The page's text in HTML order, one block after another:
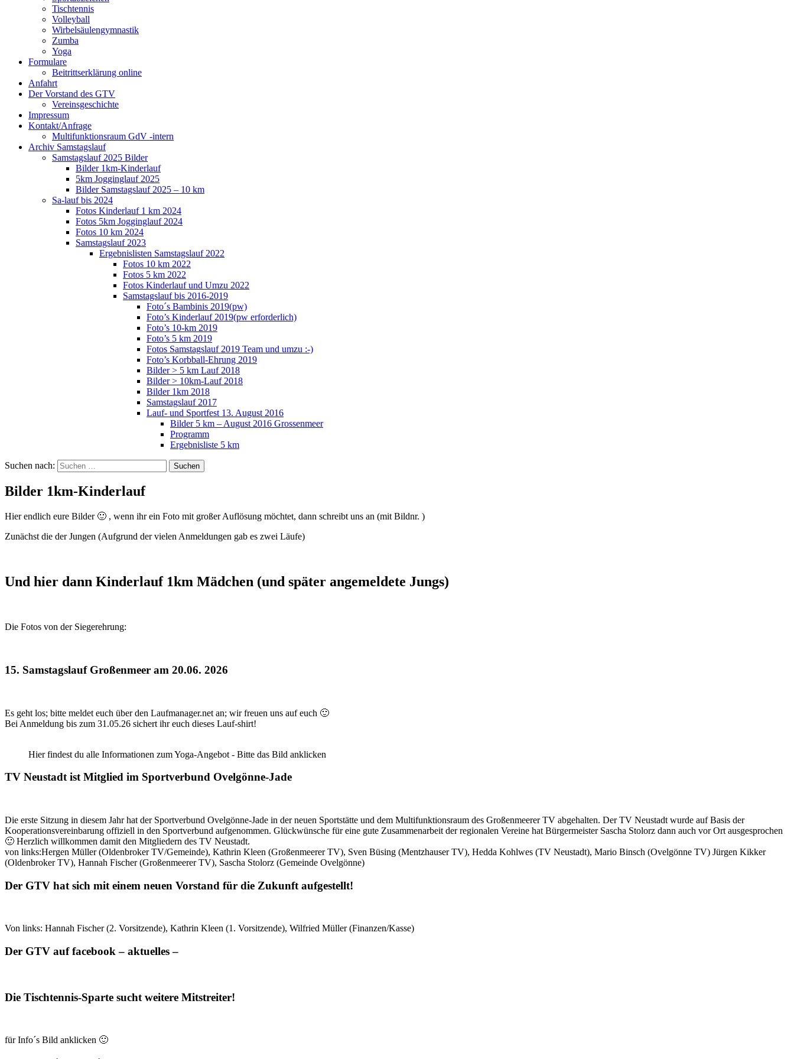
Tischtennis
Volleyball
Wirbelsäulengymnastik
Zumba
Yoga
Formulare
Beitrittserklärung online
Anfahrt
Der Vorstand des GTV
Vereinsgeschichte
Impressum
Kontakt/Anfrage
Multifunktionsraum GdV -intern
Archiv Samstagslauf
Samstagslauf 2025 Bilder
Bilder 1km-Kinderlauf
5km Jogginglauf 2025
Bilder Samstagslauf 2025 – 10 km
Sa-lauf bis 2024
Fotos Kinderlauf 1 km 2024
Fotos 5km Jogginglauf 2024
Fotos 10 km 2024
Samstagslauf 2023
Ergebnislisten Samstagslauf 2022
Fotos 10 km 2022
Fotos 5 km 2022
Fotos Kinderlauf und Umzu 2022
Samstagslauf bis 2016-2019
Foto´s Bambinis 2019(pw)
Foto’s Kinderlauf 2019(pw erforderlich)
Foto’s 10-km 2019
Foto’s 5 km 2019
Fotos Samstagslauf 2019 Team und umzu :-)
Foto’s Korbball-Ehrung 2019
Bilder > 5 km Lauf 2018
Bilder > 10km-Lauf 2018
Bilder 1km 2018
Samstagslauf 2017
Lauf- und Sportfest 13. August 2016
Bilder 5 km – August 2016 Grossenmeer
Programm
Ergebnisliste 5 km
Suchen nach:
Bilder 1km-Kinderlauf
Hier endlich eure Bilder 🙂 , wenn ihr ein Foto mit großer Auflösung möchtet, dann schreibt uns an (mit Bildnr. )
Zunächst die der Jungen (Aufgrund der vielen Anmeldungen gab es zwei Läufe)
Und hier dann Kinderlauf 1km Mädchen (und später angemeldete Jungs)
Die Fotos von der Siegerehrung:
15. Samstagslauf Großenmeer am 20.06. 2026
Es geht los; bitte meldet euch über den Laufmanager.net an; wir freuen uns auf euch 🙂
Bei Anmeldung bis zum 31.05.26 sichert ihr euch dieses Lauf-shirt!
Hier findest du alle Informationen zum Yoga-Angebot - Bitte das Bild anklicken
TV Neustadt ist Mitglied im Sportverbund Ovelgönne-Jade
Die erste Sitzung in diesem Jahr hat der Sportverbund Ovelgönne-Jade in der neuen Sportstätte und dem Multifunktionsraum des Großenmeerer TV abgehalten. Der TV Neustadt wurde auf Basis der
Kooperationsvereinbarung offiziell in den Sportverbund aufgenommen. Glückwünsche für eine gute Zusammenarbeit der regionalen Vereine hat Bürgermeister Sascha Stolorz dann auch vor Ort ausgesprochen
🙂 Herzlich willkommen damit den Mitgliedern des TV Neustadt.
von links:Hergen Müller (Oldenbroker TV/Gemeinde), Kathrin Kleen (Großenmeerer TV), Sven Büsing (Mentzhauser TV), Hedda Kohlwes (TV Neustadt), Mario Binsch (Ovelgönne TV) Jürgen Kikker
(Oldenbroker TV), Hannah Fischer (Großenmeerer TV), Sascha Stolorz (Gemeinde Ovelgönne)
Der GTV hat sich mit einem neuen Vorstand für die Zukunft aufgestellt!
Von links: Hannah Fischer (2. Vorsitzende), Kathrin Kleen (1. Vorsitzende), Wilfried Müller (Finanzen/Kasse)
Der GTV auf facebook – aktuelles –
Die Tischtennis-Sparte sucht weitere Mitstreiter!
für Info´s Bild anklicken 🙂